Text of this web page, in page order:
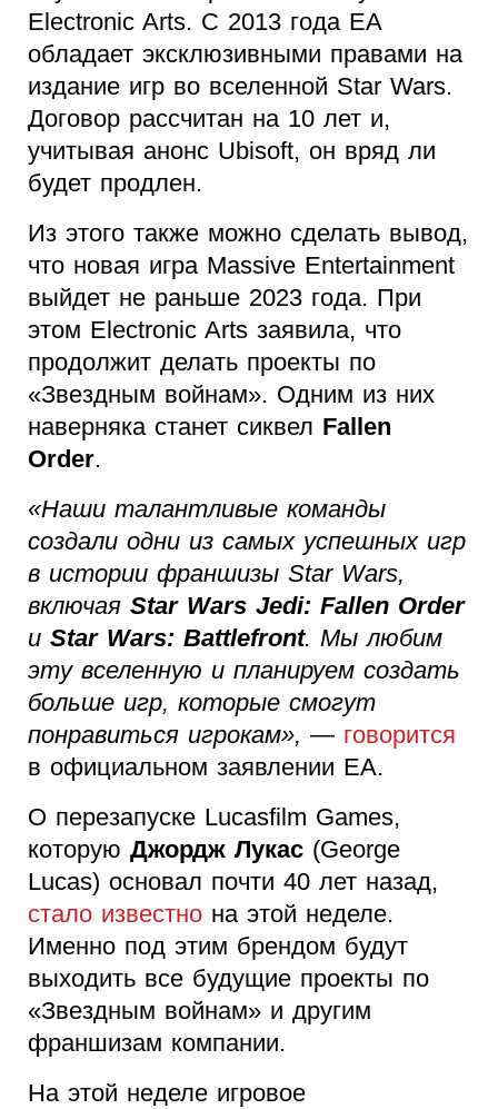
Electronic Arts. С 2013 года EA
обладает эксклюзивными правами на
издание игр во вселенной Star Wars.
Договор рассчитан на 10 лет и,
учитывая анонс Ubisoft, он вряд ли
будет продлен.
Из этого также можно сделать вывод,
что новая игра Massive Entertainment
выйдет не раньше 2023 года. При
этом Electronic Arts заявила, что
продолжит делать проекты по
«Звездным войнам». Одним из них
наверняка станет сиквел Fallen
Order.
«Наши талантливые команды
создали одни из самых успешных игр
в истории франшизы Star Wars,
включая Star Wars Jedi: Fallen Order
и Star Wars: Battlefront. Мы любим
эту вселенную и планируем создать
больше игр, которые смогут
понравиться игрокам», — говорится
в официальном заявлении EA.
О перезапуске Lucasfilm Games,
которую Джордж Лукас (George
Lucas) основал почти 40 лет назад,
стало известно на этой неделе.
Именно под этим брендом будут
выходить все будущие проекты по
«Звездным войнам» и другим
франшизам компании.
На этой неделе игровое